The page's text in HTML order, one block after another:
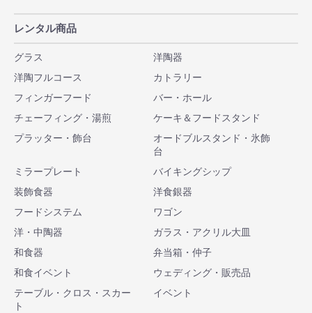
レンタル商品
グラス
洋陶器
洋陶フルコース
カトラリー
フィンガーフード
バー・ホール
チェーフィング・湯煎
ケーキ＆フードスタンド
プラッター・飾台
オードブルスタンド・氷飾
台
ミラープレート
バイキングシップ
装飾食器
洋食銀器
フードシステム
ワゴン
洋・中陶器
ガラス・アクリル大皿
和食器
弁当箱・仲子
和食イベント
ウェディング・販売品
テーブル・クロス・スカー
ト
イベント